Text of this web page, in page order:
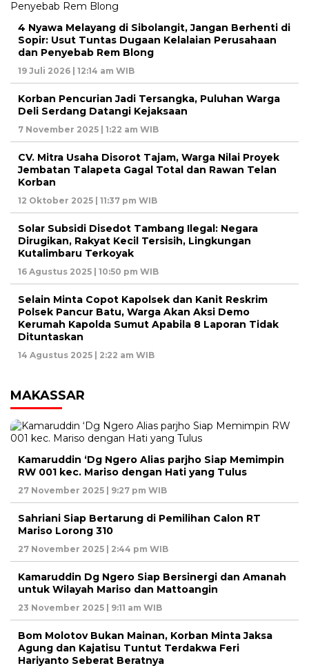
4 Nyawa Melayang di Sibolangit, Jangan Berhenti di
Sopir: Usut Tuntas Dugaan Kelalaian Perusahaan
dan Penyebab Rem Blong
19 Juli 2026 | 12:14 am WIB
Korban Pencurian Jadi Tersangka, Puluhan Warga
Deli Serdang Datangi Kejaksaan
7 November 2025 | 1:22 am WIB
CV. Mitra Usaha Disorot Tajam, Warga Nilai Proyek
Jembatan Talapeta Gagal Total dan Rawan Telan
Korban
12 Oktober 2025 | 11:37 pm WIB
Solar Subsidi Disedot Tambang Ilegal: Negara
Dirugikan, Rakyat Kecil Tersisih, Lingkungan
Kutalimbaru Terkoyak
16 Agustus 2025 | 10:50 pm WIB
Selain Minta Copot Kapolsek dan Kanit Reskrim
Polsek Pancur Batu, Warga Akan Aksi Demo
Kerumah Kapolda Sumut Apabila 8 Laporan Tidak
Dituntaskan
14 Agustus 2025 | 2:22 am WIB
MAKASSAR
Kamaruddin ‘Dg Ngero Alias parjho Siap Memimpin
RW 001 kec. Mariso dengan Hati yang Tulus
27 November 2025 | 9:27 pm WIB
Sahriani Siap Bertarung di Pemilihan Calon RT
Mariso Lorong 310
27 November 2025 | 2:44 pm WIB
Kamaruddin Dg Ngero Siap Bersinergi dan Amanah
untuk Wilayah Mariso dan Mattoangin
23 November 2025 | 9:11 am WIB
Bom Molotov Bukan Mainan, Korban Minta Jaksa
Agung dan Kajatisu Tuntut Terdakwa Feri
Hariyanto Seberat Beratnya